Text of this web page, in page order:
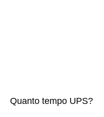
Quanto tempo UPS?